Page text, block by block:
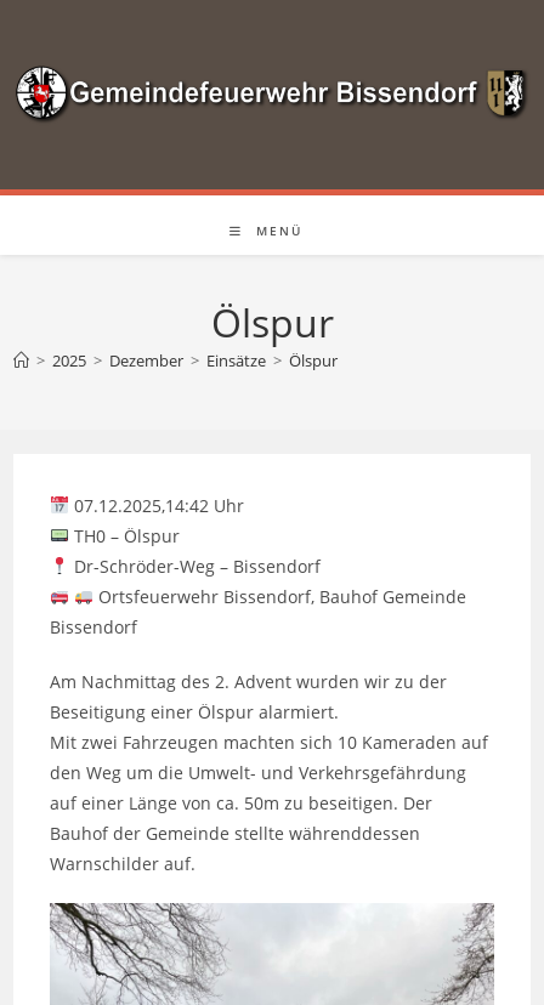
springen
MENÜ
Ölspur
> 2025 > Dezember > Einsätze > Ölspur
07.12.2025,14:42 Uhr
TH0 – Ölspur
Dr-Schröder-Weg – Bissendorf
Ortsfeuerwehr Bissendorf, Bauhof Gemeinde
Bissendorf
Am Nachmittag des 2. Advent wurden wir zu der
Beseitigung einer Ölspur alarmiert.
Mit zwei Fahrzeugen machten sich 10 Kameraden auf
den Weg um die Umwelt- und Verkehrsgefährdung
auf einer Länge von ca. 50m zu beseitigen. Der
Bauhof der Gemeinde stellte währenddessen
Warnschilder auf.